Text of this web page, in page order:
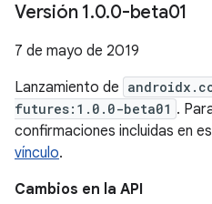
Versión 1.0.0-beta01
7 de mayo de 2019
Lanzamiento de
futures:1.0.0-beta01 .
confirmaciones incluidas en
vínculo.
Cambios en la API